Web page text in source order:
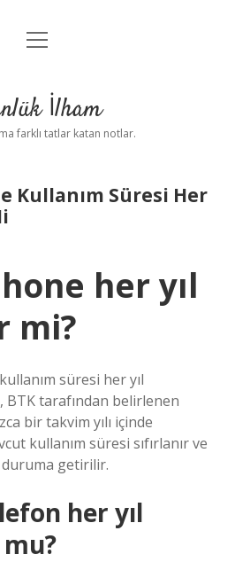
Anasayfa
Yasal Uyarı
menüyü
İlham
farklı tatlar katan notlar.
Kullanım Süresi Her
her yıl
mi?
süresi her yıl
BTK tarafından belirlenen
bir takvim yılı içinde
kullanım süresi sıfırlanır ve
duruma getirilir.
her yıl
mu?